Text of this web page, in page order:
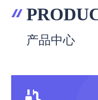
产品中心